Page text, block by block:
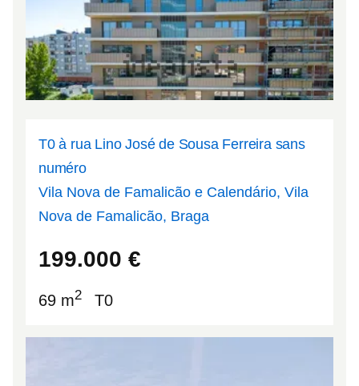
T0 à rua Lino José de Sousa Ferreira sans
numéro
Vila Nova de Famalicão e Calendário, Vila
Nova de Famalicão, Braga
199.000 €
69 m2 T0